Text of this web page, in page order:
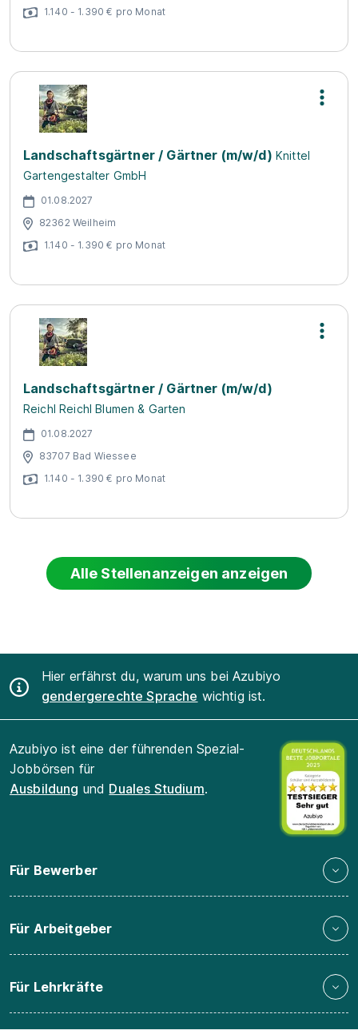
1.140 - 1.390 € pro Monat
Landschaftsgärtner / Gärtner (m/w/d) Knittel
Gartengestalter GmbH
01.08.2027
82362 Weilheim
1.140 - 1.390 € pro Monat
Landschaftsgärtner / Gärtner (m/w/d)
Reichl Reichl Blumen & Garten
01.08.2027
83707 Bad Wiessee
1.140 - 1.390 € pro Monat
Alle Stellenanzeigen anzeigen
Hier erfährst du, warum uns bei Azubiyo
gendergerechte Sprache wichtig ist.
Azubiyo ist eine der führenden Spezial-
Jobbörsen für
Ausbildung und Duales Studium.
Für Bewerber
Für Arbeitgeber
Für Lehrkräfte